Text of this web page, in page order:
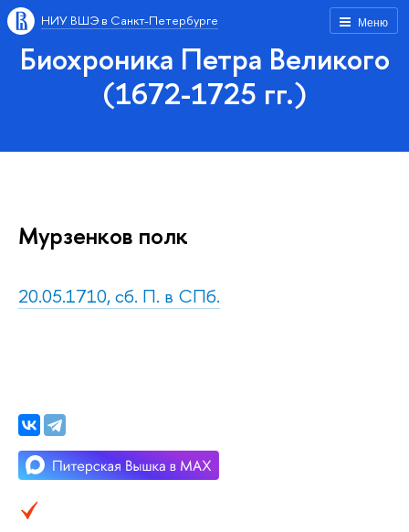
Меню
НИУ ВШЭ в Санкт-Петербурге
Биохроника Петра Великого
(1672-1725 гг.)
Мурзенков полк
20.05.1710, сб. П. в СПб.